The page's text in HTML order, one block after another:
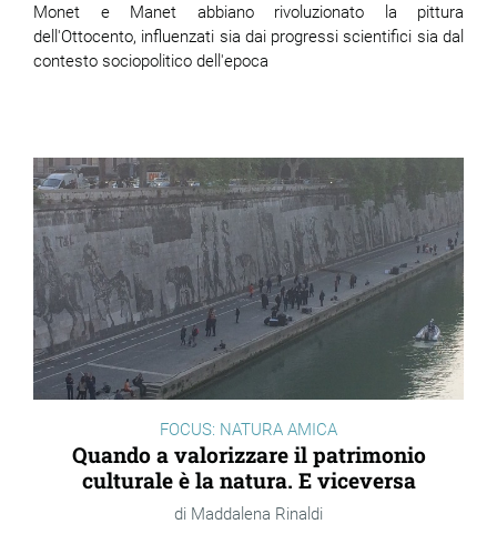
Monet e Manet abbiano rivoluzionato la pittura
dell'Ottocento, influenzati sia dai progressi scientifici sia dal
contesto sociopolitico dell'epoca
FOCUS: NATURA AMICA
Quando a valorizzare il patrimonio
culturale è la natura. E viceversa
Maddalena Rinaldi